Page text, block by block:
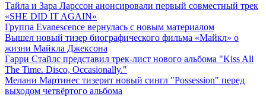
Тайла и Зара Ларссон анонсировали первый совместный трек
«SHE DID IT AGAIN»
Группа Evanescence вернулась с новым материалом
Вышел новый тизер биографического фильма «Майкл» о
жизни Майкла Джексона
Гарри Стайлс представил трек-лист нового альбома "Kiss All
The Time. Disco, Occasionally."
Мелани Мартинес тизерит новый сингл "Possession" перед
выходом четвёртого альбома